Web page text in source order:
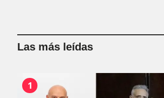
Las más leídas
1